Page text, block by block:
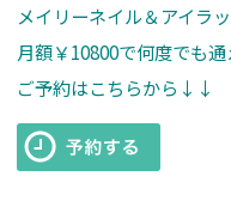
メイリーネイル＆アイラ
月額￥10800で何度でも
ご予約はこちらから↓↓